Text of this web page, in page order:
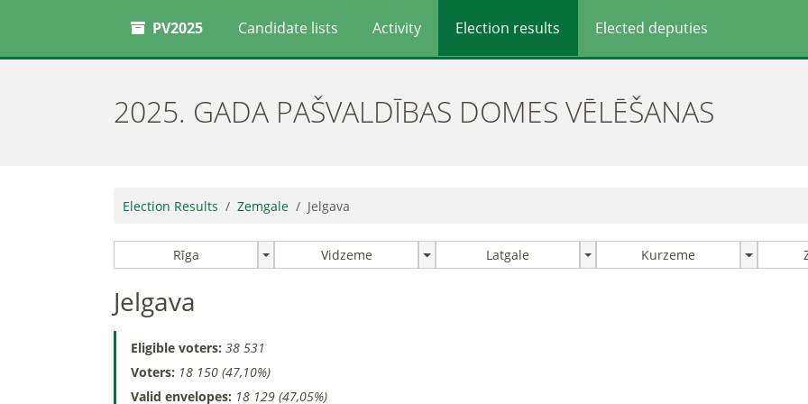
PV2025 Candidate lists Activity Election results Elected deputies
2025. GADA PAŠVALDĪBAS DOMES VĒLĒŠANAS
Election Results Zemgale Jelgava
Rīga Vidzeme Latgale Kurzeme
Jelgava
Eligible voters: 38 531
Voters: 18 150 (47,10%)
Valid envelopes: 18 129 (47,05%)